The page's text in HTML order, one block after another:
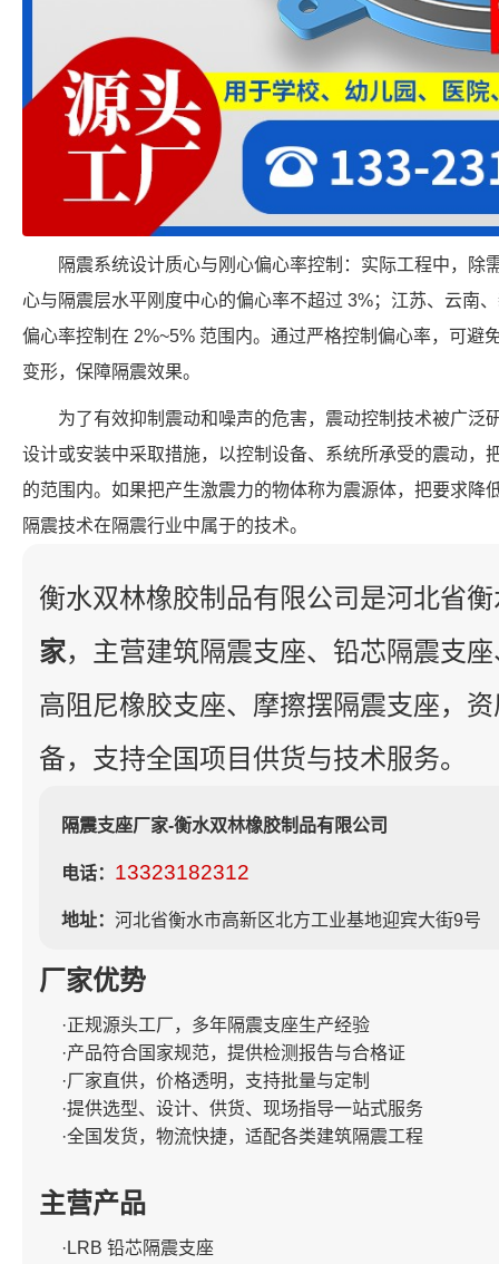
隔震系统设计质心与刚心偏心率控制：实际工程中，除
心与隔震层水平刚度中心的偏心率不超过 3%；江苏、云南
偏心率控制在 2%~5% 范围内。通过严格控制偏心率，可避
变形，保障隔震效果。
为了有效抑制震动和噪声的危害，震动控制技术被广泛
设计或安装中采取措施，以控制设备、系统所承受的震动，
的范围内。如果把产生激震力的物体称为震源体，把要求降
隔震技术在隔震行业中属于的技术。
衡水双林橡胶制品有限公司是河北省
家，主营建筑隔震支座、铅芯隔震支
高阻尼橡胶支座、摩擦摆隔震支座，
备，支持全国项目供货与技术服务。
隔震支座厂家-衡水双林橡胶制品有限公司
电话： 13323182312
地址： 河北省衡水市高新区北方工业基地迎宾大街9号
厂家优势
·正规源头工厂，多年隔震支座生产经验
·产品符合国家规范，提供检测报告与合格证
·厂家直供，价格透明，支持批量与定制
·提供选型、设计、供货、现场指导一站式服务
·全国发货，物流快捷，适配各类建筑隔震工程
主营产品
·LRB 铅芯隔震支座